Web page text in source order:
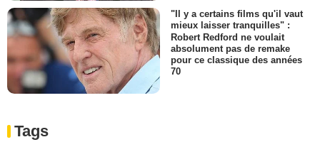
"Il y a certains films qu'il vaut
mieux laisser tranquilles" :
Robert Redford ne voulait
absolument pas de remake
pour ce classique des années
70
Tags